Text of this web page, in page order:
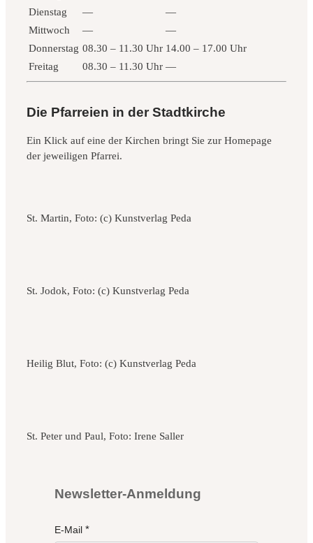
Dienstag
—
—
Mittwoch
—
—
Donnerstag 08.30 – 11.30 Uhr 14.00 – 17.00 Uhr
Freitag
08.30 – 11.30 Uhr —
Die Pfarreien in der Stadtkirche
Ein Klick auf eine der Kirchen bringt Sie zur Homepage
der jeweiligen Pfarrei.
St. Martin, Foto: (c) Kunstverlag Peda
St. Jodok, Foto: (c) Kunstverlag Peda
Heilig Blut, Foto: (c) Kunstverlag Peda
St. Peter und Paul, Foto: Irene Saller
Newsletter-Anmeldung
E-Mail